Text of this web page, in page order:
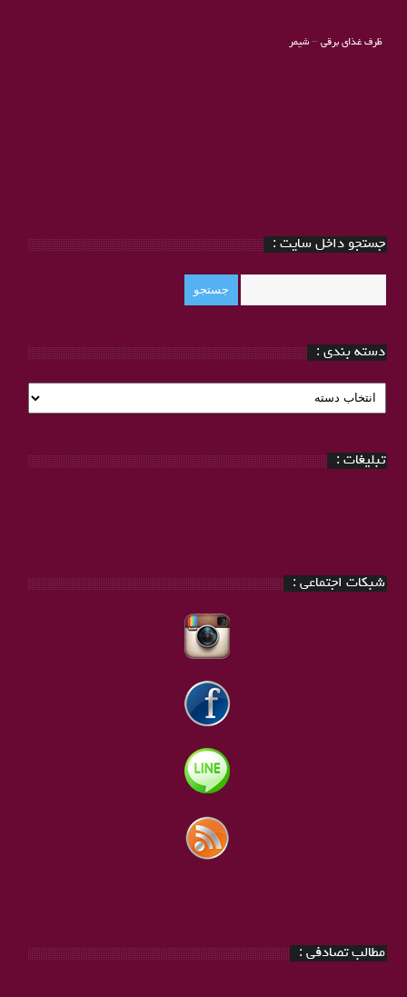
ظرف غذای برقی– شیمر
جستجو داخل سایت :
دسته بندی :
دسته
بندی
تبلیغات :
شبکات اجتماعی :
مطالب تصادفی :